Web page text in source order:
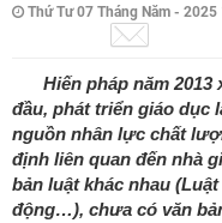
Thứ Tư 07 Tháng Năm - 2025
Hiến pháp năm
đầu, phát triển giáo dục
nguồn nhân lực chất
định liên quan đến nhà
bản luật khác nhau
động…), chưa có văn